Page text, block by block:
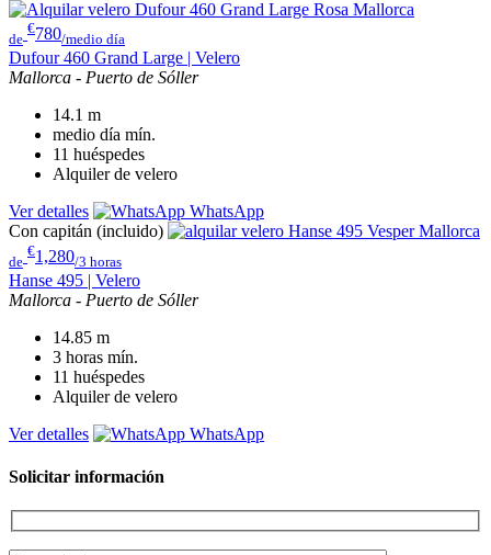
de
€780/medio día
Dufour 460 Grand Large | Velero
Mallorca - Puerto de Sóller
14.1 m
medio día mín.
11 huéspedes
Alquiler de velero
Ver detalles
WhatsApp
Con capitán (incluido)
de
€1,280/3 horas
Hanse 495 | Velero
Mallorca - Puerto de Sóller
14.85 m
3 horas mín.
11 huéspedes
Alquiler de velero
Ver detalles
WhatsApp
Solicitar información